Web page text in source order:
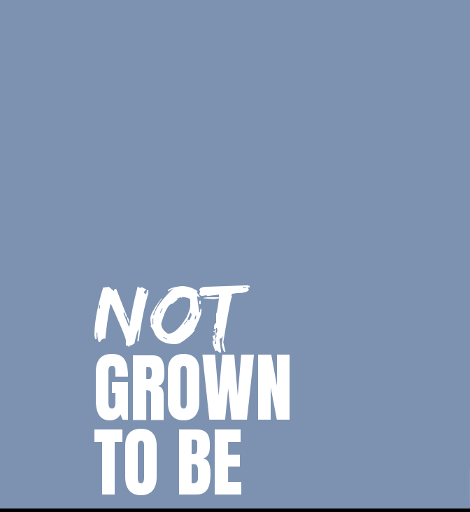
NOT
GROWN
TO BE